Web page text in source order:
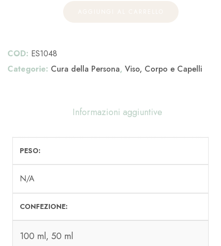
COD: ES1048
Categorie: Cura della Persona, Viso, Corpo e Capelli
Informazioni aggiuntive
PESO
N/A
CONFEZIONE
100 ml, 50 ml